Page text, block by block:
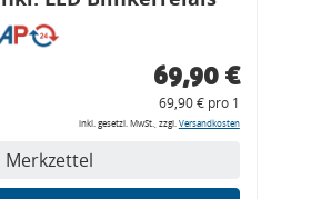
CF 14
69,90 €
69,90 € pro 1
inkl. gesetzl. MwSt., zzgl. Versandkosten
Merkzettel